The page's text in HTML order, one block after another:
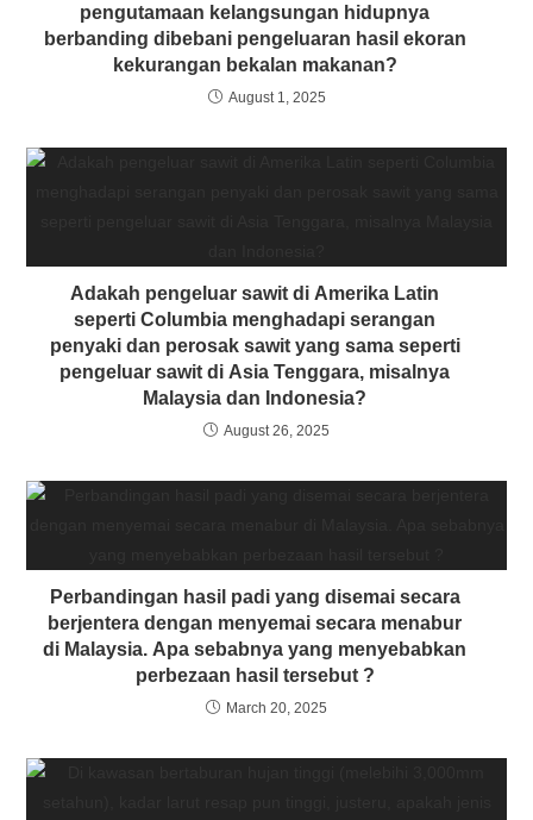
pengutamaan kelangsungan hidupnya
berbanding dibebani pengeluaran hasil ekoran
kekurangan bekalan makanan?
August 1, 2025
Adakah pengeluar sawit di Amerika Latin
seperti Columbia menghadapi serangan
penyaki dan perosak sawit yang sama seperti
pengeluar sawit di Asia Tenggara, misalnya
Malaysia dan Indonesia?
August 26, 2025
Perbandingan hasil padi yang disemai secara
berjentera dengan menyemai secara menabur
di Malaysia. Apa sebabnya yang menyebabkan
perbezaan hasil tersebut ?
March 20, 2025